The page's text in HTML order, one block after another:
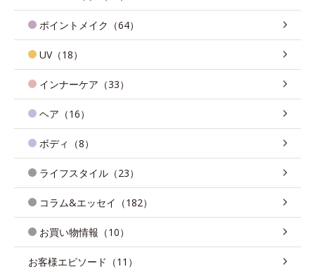
ポイントメイク（64）
UV（18）
インナーケア（33）
ヘア（16）
ボディ（8）
ライフスタイル（23）
コラム&エッセイ（182）
お買い物情報（10）
お客様エピソード（11）